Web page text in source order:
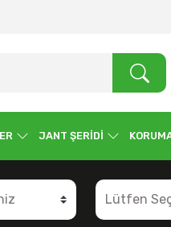
JANT ŞERİDİ